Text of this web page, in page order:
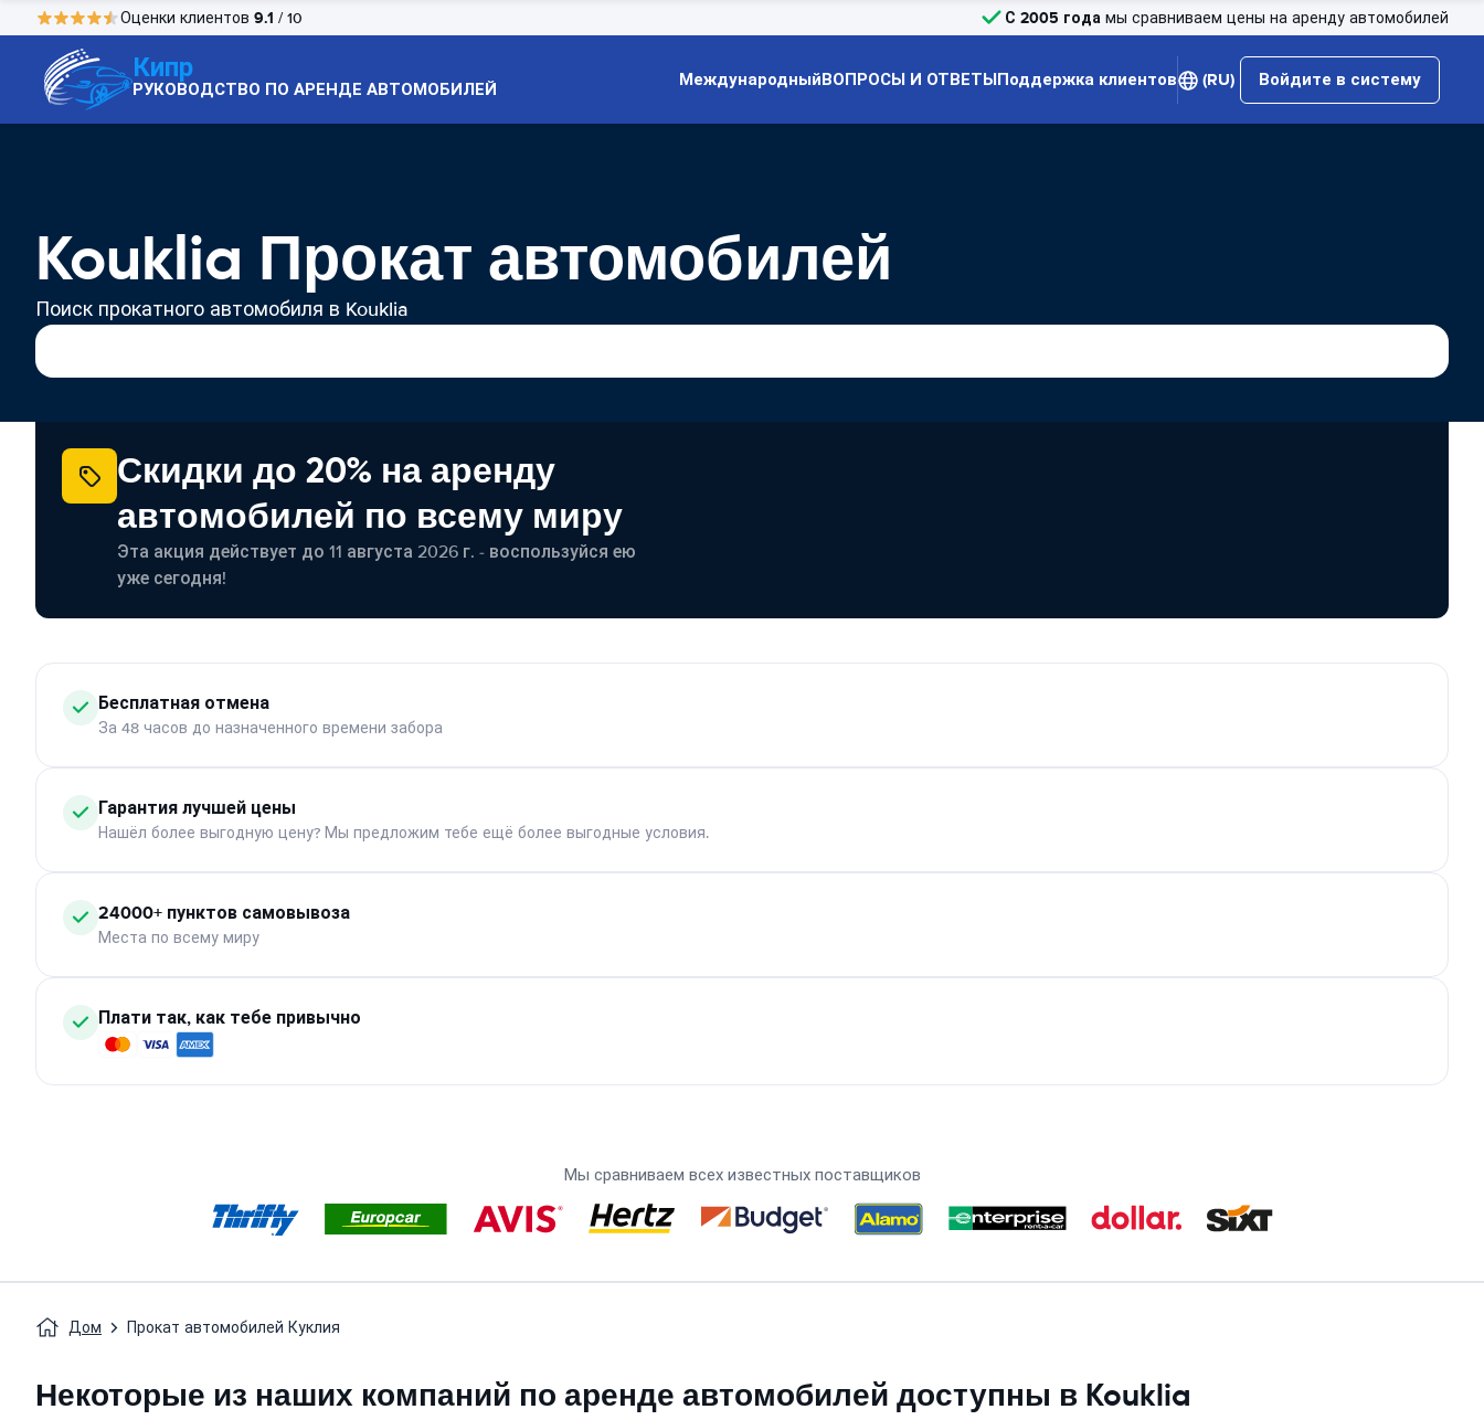
Оценки клиентов 9.1 / 10 С 2005 года мы сравниваем цены на аренду автомобилей
Кипр
РУКОВОДСТВО ПО АРЕНДЕ АВТОМОБИЛЕЙ МеждународныйВОПРОСЫ И ОТВЕТЫПоддержка клиентов (RU) Войдите в систему
Kouklia Прокат автомобилей
Поиск прокатного автомобиля в Kouklia
Скидки до 20% на аренду
автомобилей по всему миру
Эта акция действует до 11 августа 2026 г. - воспользуйся ею
уже сегодня!
Бесплатная отмена
За 48 часов до назначенного времени забора
Гарантия лучшей цены
Нашёл более выгодную цену? Мы предложим тебе ещё более выгодные условия.
24000+ пунктов самовывоза
Места по всему миру
Плати так, как тебе привычно
Мы сравниваем всех известных поставщиков
Дом Прокат автомобилей Куклия
Некоторые из наших компаний по аренде автомобилей доступны в Kouklia